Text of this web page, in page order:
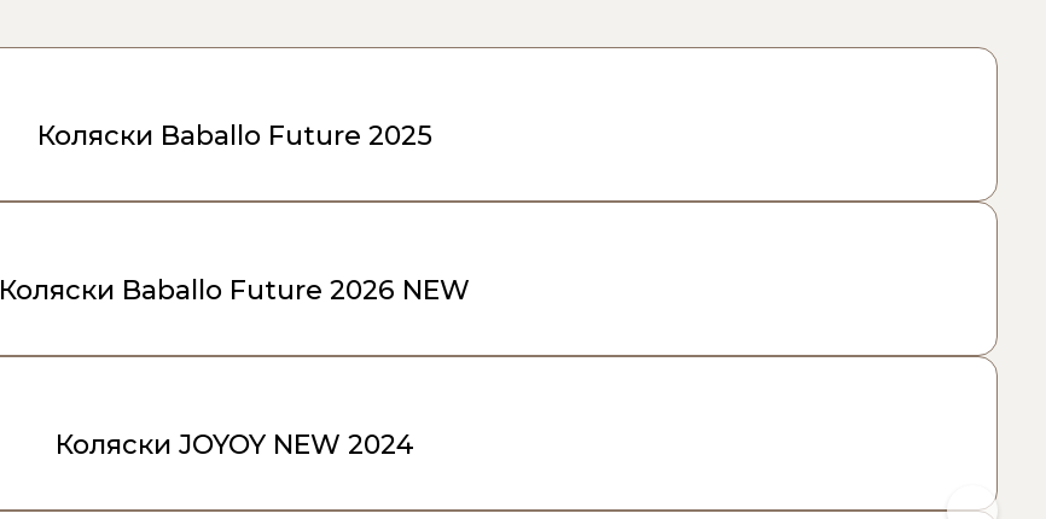
Коляски Baballo Future 2025
Коляски Baballo Future 2026 NEW
Коляски JOYOY NEW 2024